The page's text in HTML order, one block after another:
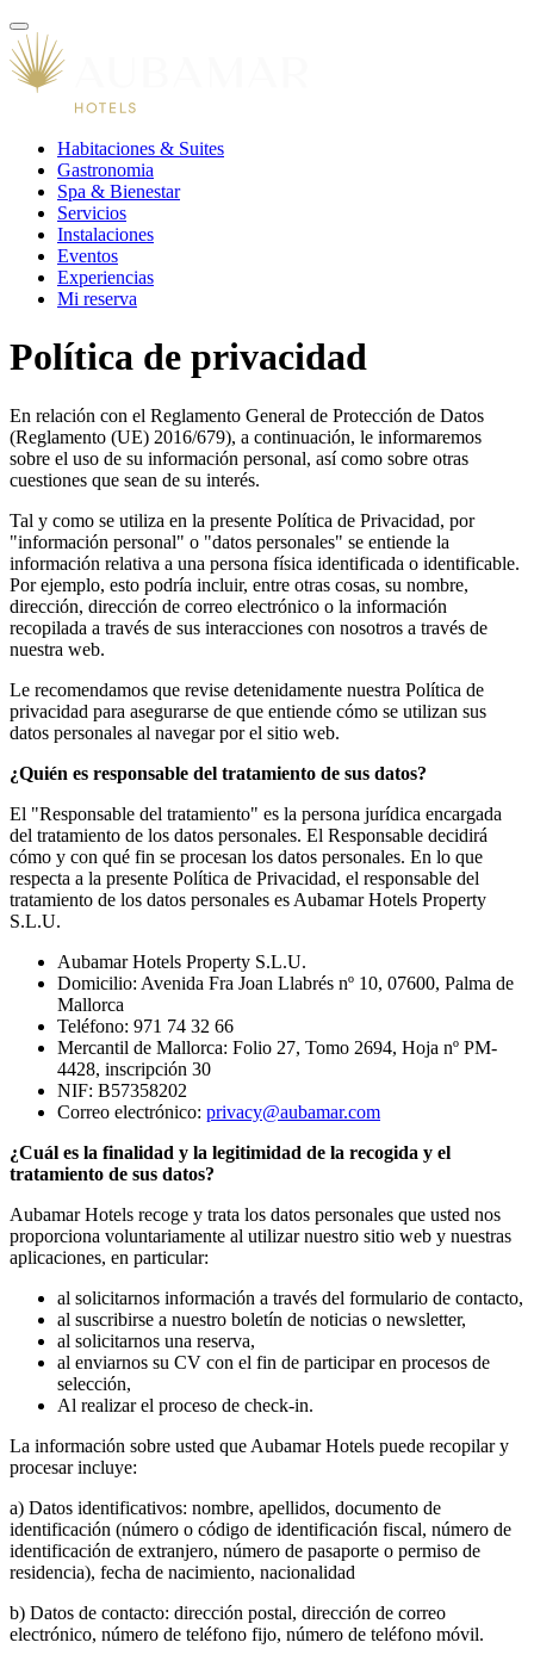
Habitaciones & Suites
Gastronomia
Spa & Bienestar
Servicios
Instalaciones
Eventos
Experiencias
Mi reserva
Política de privacidad
En relación con el Reglamento General de Protección de Datos
(Reglamento (UE) 2016/679), a continuación, le informaremos
sobre el uso de su información personal, así como sobre otras
cuestiones que sean de su interés.
Tal y como se utiliza en la presente Política de Privacidad, por
"información personal" o "datos personales" se entiende la
información relativa a una persona física identificada o identificable.
Por ejemplo, esto podría incluir, entre otras cosas, su nombre,
dirección, dirección de correo electrónico o la información
recopilada a través de sus interacciones con nosotros a través de
nuestra web.
Le recomendamos que revise detenidamente nuestra Política de
privacidad para asegurarse de que entiende cómo se utilizan sus
datos personales al navegar por el sitio web.
¿Quién es responsable del tratamiento de sus datos?
El "Responsable del tratamiento" es la persona jurídica encargada
del tratamiento de los datos personales. El Responsable decidirá
cómo y con qué fin se procesan los datos personales. En lo que
respecta a la presente Política de Privacidad, el responsable del
tratamiento de los datos personales es Aubamar Hotels Property
S.L.U.
Aubamar Hotels Property S.L.U.
Domicilio: Avenida Fra Joan Llabrés nº 10, 07600, Palma de
Mallorca
Teléfono: 971 74 32 66
Mercantil de Mallorca: Folio 27, Tomo 2694, Hoja nº PM-
4428, inscripción 30
NIF: B57358202
Correo electrónico: privacy@aubamar.com
¿Cuál es la finalidad y la legitimidad de la recogida y el
tratamiento de sus datos?
Aubamar Hotels recoge y trata los datos personales que usted nos
proporciona voluntariamente al utilizar nuestro sitio web y nuestras
aplicaciones, en particular:
al solicitarnos información a través del formulario de contacto,
al suscribirse a nuestro boletín de noticias o newsletter,
al solicitarnos una reserva,
al enviarnos su CV con el fin de participar en procesos de
selección,
Al realizar el proceso de check-in.
La información sobre usted que Aubamar Hotels puede recopilar y
procesar incluye:
a) Datos identificativos: nombre, apellidos, documento de
identificación (número o código de identificación fiscal, número de
identificación de extranjero, número de pasaporte o permiso de
residencia), fecha de nacimiento, nacionalidad
b) Datos de contacto: dirección postal, dirección de correo
electrónico, número de teléfono fijo, número de teléfono móvil.